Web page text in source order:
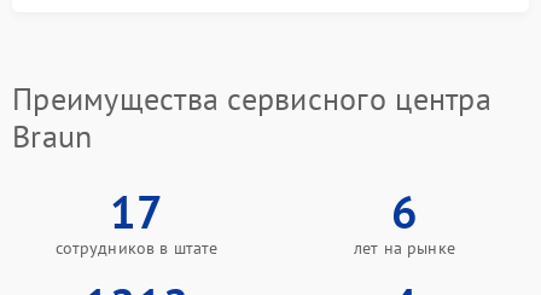
Преимущества сервисного центра
Braun
17
сотрудников в штате
6
лет на рынке